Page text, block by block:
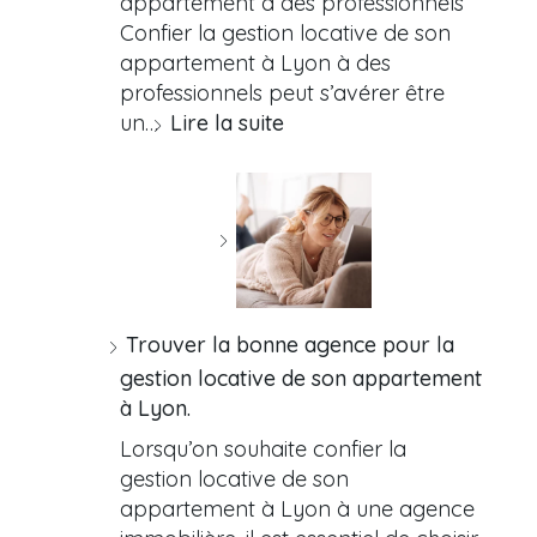
Confier la gestion locative de son
appartement à Lyon à des
professionnels peut s’avérer être
un… Lire la suite
Trouver la bonne agence pour la
gestion locative de son appartement
à Lyon.
Lorsqu’on souhaite confier la
gestion locative de son
appartement à Lyon à une agence